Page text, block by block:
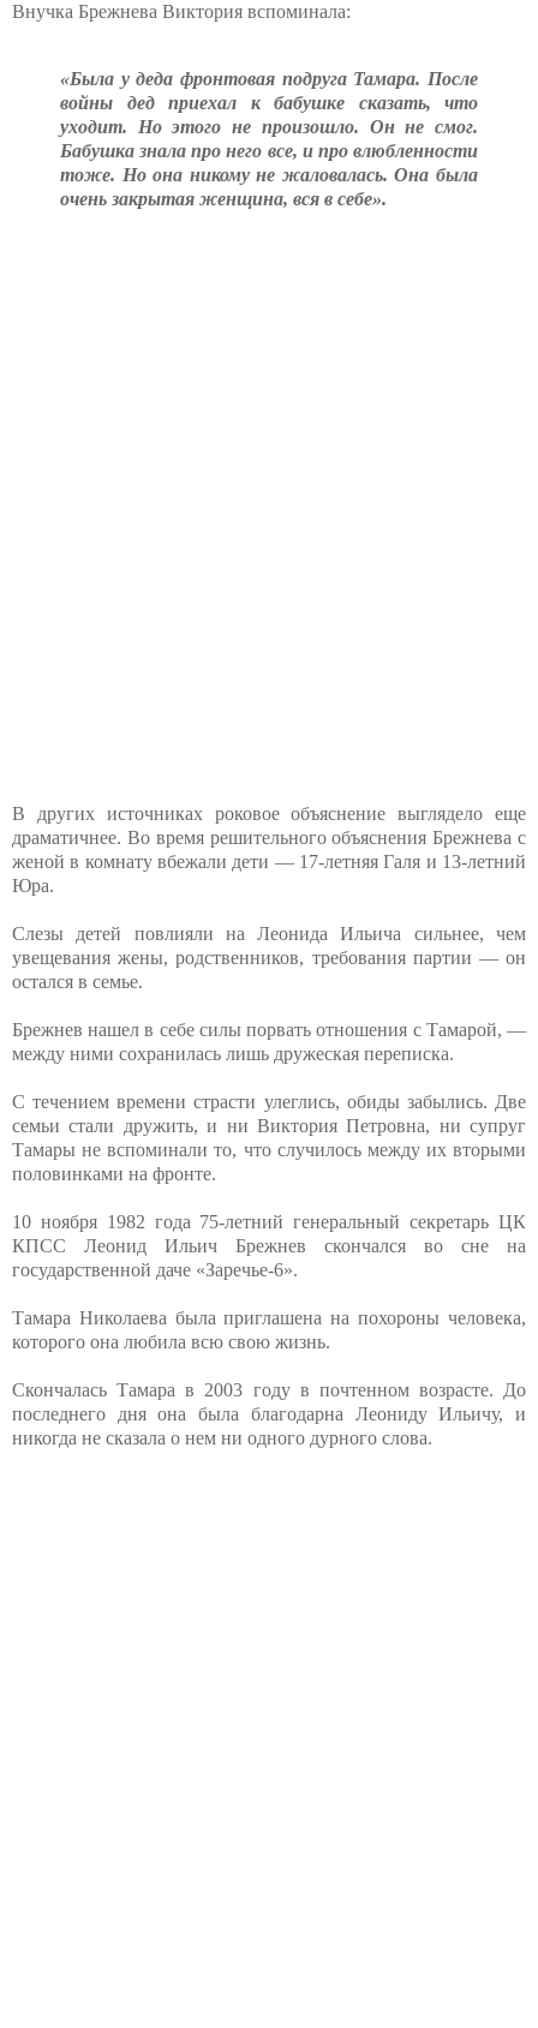
Внучка Брежнева Виктория вспоминала:
«Была у деда фронтовая подруга Тамара. После
войны дед приехал к бабушке сказать, что
уходит. Но этого не произошло. Он не смог.
Бабушка знала про него все, и про влюбленности
тоже. Но она никому не жаловалась. Она была
очень закрытая женщина, вся в себе».
В других источниках роковое объяснение выглядело еще
драматичнее. Во время решительного объяснения Брежнева с
женой в комнату вбежали дети — 17-летняя Галя и 13-летний
Юра.
Слезы детей повлияли на Леонида Ильича сильнее, чем
увещевания жены, родственников, требования партии — он
остался в семье.
Брежнев нашел в себе силы порвать отношения с Тамарой, —
между ними сохранилась лишь дружеская переписка.
С течением времени страсти улеглись, обиды забылись. Две
семьи стали дружить, и ни Виктория Петровна, ни супруг
Тамары не вспоминали то, что случилось между их вторыми
половинками на фронте.
10 ноября 1982 года 75-летний генеральный секретарь ЦК
КПСС Леонид Ильич Брежнев скончался во сне на
государственной даче «Заречье-6».
Тамара Николаева была приглашена на похороны человека,
которого она любила всю свою жизнь.
Скончалась Тамара в 2003 году в почтенном возрасте. До
последнего дня она была благодарна Леониду Ильичу, и
никогда не сказала о нем ни одного дурного слова.